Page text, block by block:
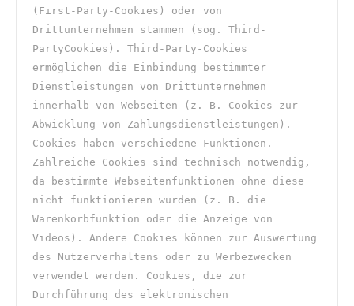
(First-Party-Cookies) oder von
Drittunternehmen stammen (sog. Third-
PartyCookies). Third-Party-Cookies
ermöglichen die Einbindung bestimmter
Dienstleistungen von Drittunternehmen
innerhalb von Webseiten (z. B. Cookies zur
Abwicklung von Zahlungsdienstleistungen).
Cookies haben verschiedene Funktionen.
Zahlreiche Cookies sind technisch notwendig,
da bestimmte Webseitenfunktionen ohne diese
nicht funktionieren würden (z. B. die
Warenkorbfunktion oder die Anzeige von
Videos). Andere Cookies können zur Auswertung
des Nutzerverhaltens oder zu Werbezwecken
verwendet werden. Cookies, die zur
Durchführung des elektronischen